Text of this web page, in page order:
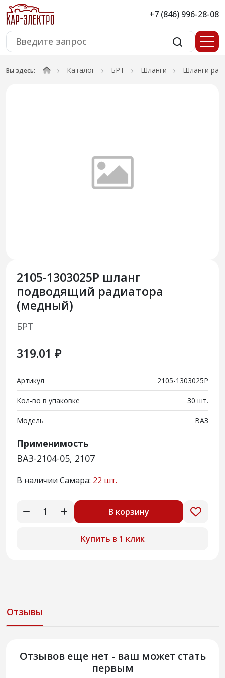
+7 (846) 996-28-08
Вы здесь: Каталог БРТ Шланги Шланги
2105-1303025Р шланг
подводящий радиатора
(медный)
БРТ
319.01 ₽
Артикул 2105-1303025Р
Кол-во в упаковке 30 шт.
Модель ВАЗ
Применимость
ВАЗ-2104-05, 2107
В наличии Самара: 22 шт.
В корзину
Купить в 1 клик
Отзывы
Отзывов еще нет - ваш может стать
первым